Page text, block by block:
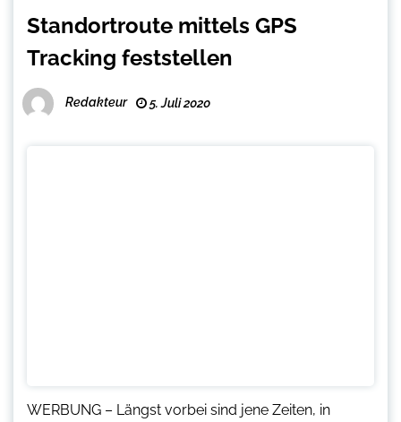
Standortroute mittels GPS
Tracking feststellen
Redakteur 5. Juli 2020
WERBUNG – Längst vorbei sind jene Zeiten, in